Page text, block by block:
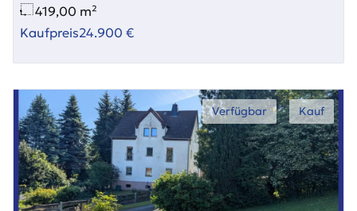
419,00 m²
Kaufpreis24.900 €
Verfügbar Kauf